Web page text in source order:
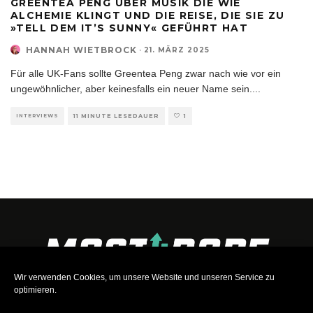
Wir verwenden Cookies, um unsere Website und unseren Service zu
optimieren.
GREENTEA PENG ÜBER MUSIK DIE WIE
ALCHEMIE KLINGT UND DIE REISE, DIE SIE ZU
»TELL DEM IT’S SUNNY« GEFÜHRT HAT
HANNAH WIETBROCK · 21. MÄRZ 2025
Für alle UK-Fans sollte Greentea Peng zwar nach wie vor ein
ungewöhnlicher, aber keinesfalls ein neuer Name sein.
INTERVIEWS 11 MINUTE LESEDAUER 1